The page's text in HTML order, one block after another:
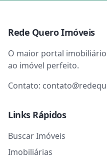
Rede Quero Imóveis
O maior portal
ao imóvel perfeito.
Contato:
Links Rápidos
Buscar Imóveis
Imobiliárias